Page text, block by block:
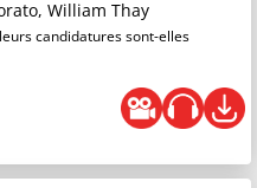
William Thay
candidatures sont-elles